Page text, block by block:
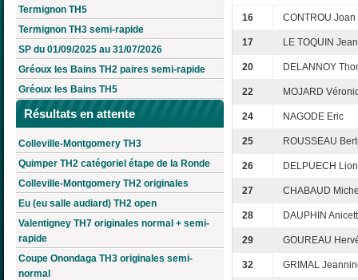
Termignon TH5
Termignon TH3 semi-rapide
SP du 01/09/2025 au 31/07/2026
Gréoux les Bains TH2 paires semi-rapide
Gréoux les Bains TH5
Résultats en attente
Colleville-Montgomery TH3
Quimper TH2 catégoriel étape de la Ronde
Colleville-Montgomery TH2 originales
Eu (eu salle audiard) TH2 open
Valentigney TH7 originales normal + semi-
rapide
Coupe Onondaga TH3 originales semi-
normal
16 CONTROU Joan
17 LE TOQUIN
20 DELANNOY
22 MOJARD
24 NAGODE Eric
25 ROUSSEAU
26 DELPUECH
27 CHABAUD
28 DAUPHIN
29 GOUREAU
32 GRIMAL